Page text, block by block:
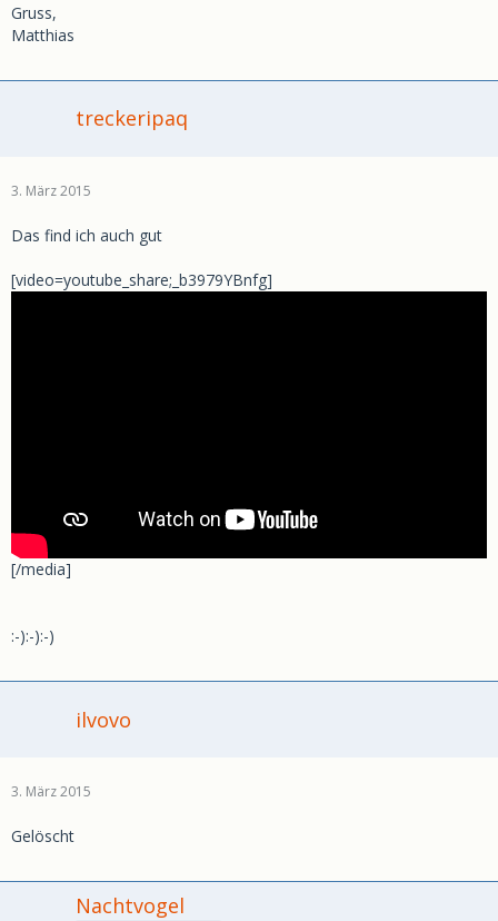
Gruss,
Matthias
treckeripaq
3. März 2015
Das find ich auch gut
[video=youtube_share;_b3979YBnfg]
[/media]
:-):-):-)
ilvovo
3. März 2015
Gelöscht
Nachtvogel